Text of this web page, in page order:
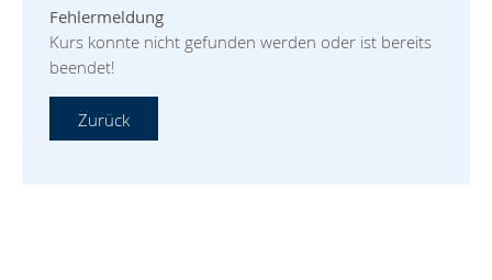
Fehlermeldung
Kurs konnte nicht gefunden werden oder ist bereits
beendet!